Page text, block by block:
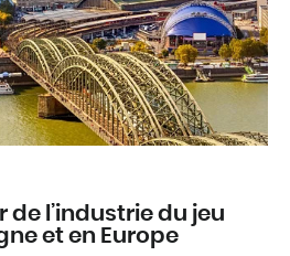
de l’industrie du jeu
et en Europe